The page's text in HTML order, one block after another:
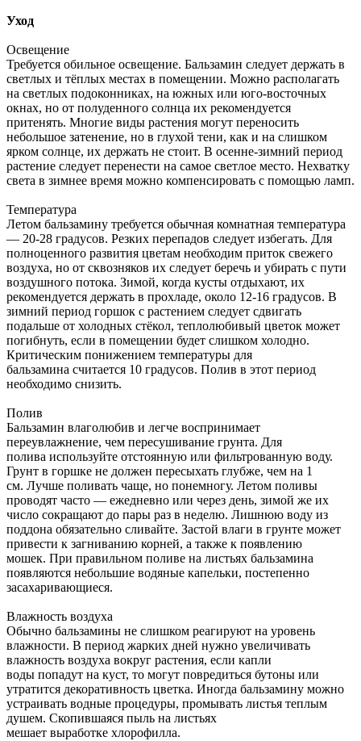
Уход
Освещение
Требуется обильное освещение. Бальзамин следует держать в
светлых и тёплых местах в помещении. Можно располагать
на светлых подоконниках, на южных или юго-восточных
окнах, но от полуденного солнца их рекомендуется
притенять. Многие виды растения могут переносить
небольшое затенение, но в глухой тени, как и на слишком
ярком солнце, их держать не стоит. В осенне-зимний период
растение следует перенести на самое светлое место. Нехватку
света в зимнее время можно компенсировать с помощью ламп.
Температура
Летом бальзамину требуется обычная комнатная температура
— 20-28 градусов. Резких перепадов следует избегать. Для
полноценного развития цветам необходим приток свежего
воздуха, но от сквозняков их следует беречь и убирать с пути
воздушного потока. Зимой, когда кусты отдыхают, их
рекомендуется держать в прохладе, около 12-16 градусов. В
зимний период горшок с растением следует сдвигать
подальше от холодных стёкол, теплолюбивый цветок может
погибнуть, если в помещении будет слишком холодно.
Критическим понижением температуры для
бальзамина считается 10 градусов. Полив в этот период
необходимо снизить.
Полив
Бальзамин влаголюбив и легче воспринимает
переувлажнение, чем пересушивание грунта. Для
полива используйте отстоянную или фильтрованную воду.
Грунт в горшке не должен пересыхать глубже, чем на 1
см. Лучше поливать чаще, но понемногу. Летом поливы
проводят часто — ежедневно или через день, зимой же их
число сокращают до пары раз в неделю. Лишнюю воду из
поддона обязательно сливайте. Застой влаги в грунте может
привести к загниванию корней, а также к появлению
мошек. При правильном поливе на листьях бальзамина
появляются небольшие водяные капельки, постепенно
засахаривающиеся.
Влажность воздуха
Обычно бальзамины не слишком реагируют на уровень
влажности. В период жарких дней нужно увеличивать
влажность воздуха вокруг растения, если капли
воды попадут на куст, то могут повредиться бутоны или
утратится декоративность цветка. Иногда бальзамину можно
устраивать водные процедуры, промывать листья теплым
душем. Скопившаяся пыль на листьях
мешает выработке хлорофилла.